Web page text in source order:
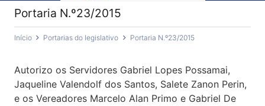
Portaria N.º23/2015
Início Portarias do legislativo Portaria N.º23/2015
Autorizo os Servidores Gabriel Lopes Possamai,
Jaqueline Valendolf dos Santos, Salete Zanon Perin,
e os Vereadores Marcelo Alan Primo e Gabriel De